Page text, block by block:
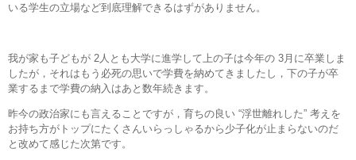
いる学生の立場など到底理解できるはずがありません。
我が家も子どもが 2人とも大学に進学して上の子は今年の 3月に卒業しま
したが，それはもう必死の思いで学費を納めてきましたし，下の子が卒
業するまで学費の納入はあと数年続きます。
昨今の政治家にも言えることですが，育ちの良い “浮世離れした” 考えを
お持ち方がトップにたくさんいらっしゃるから少子化が止まらないのだ
と改めて感じた次第です。